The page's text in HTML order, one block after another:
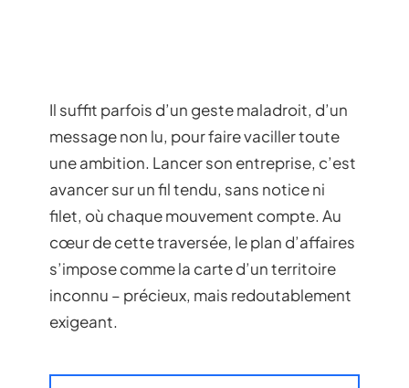
Il suffit parfois d’un geste maladroit, d’un
message non lu, pour faire vaciller toute
une ambition. Lancer son entreprise, c’est
avancer sur un fil tendu, sans notice ni
filet, où chaque mouvement compte. Au
cœur de cette traversée, le plan d’affaires
s’impose comme la carte d’un territoire
inconnu – précieux, mais redoutablement
exigeant.